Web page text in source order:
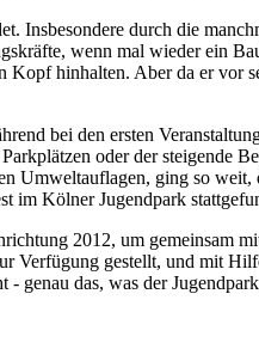
Insbesondere durch die
wenn mal wieder ein
Kopf hinhalten. Aber da er
bei den ersten
oder der
Umweltauflagen, ging so
Kölner Jugendpark
2012, um gemeinsam
gestellt, und mit
genau das, was der